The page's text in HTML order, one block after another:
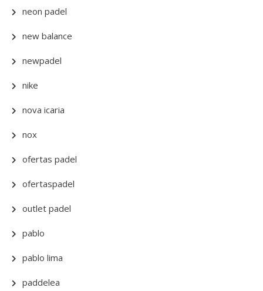
neon padel
new balance
newpadel
nike
nova icaria
nox
ofertas padel
ofertaspadel
outlet padel
pablo
pablo lima
paddelea